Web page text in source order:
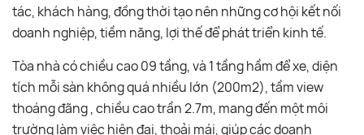
tác, khách hàng, đồng thời tạo nên những cơ hội kết nối
doanh nghiệp, tiềm năng, lợi thế để phát triển kinh tế.
Tòa nhà có chiều cao 09 tầng, và 1 tầng hầm để xe, diện
tích mỗi sàn không quá nhiều lớn (200m2), tầm view
thoáng đãng , chiều cao trần 2.7m, mang đến một môi
trường làm việc hiện đại, thoải mái, giúp các doanh